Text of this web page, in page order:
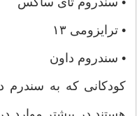
• ترایزومی ۱۳
• سندروم داون
کودکانی که به سندرم